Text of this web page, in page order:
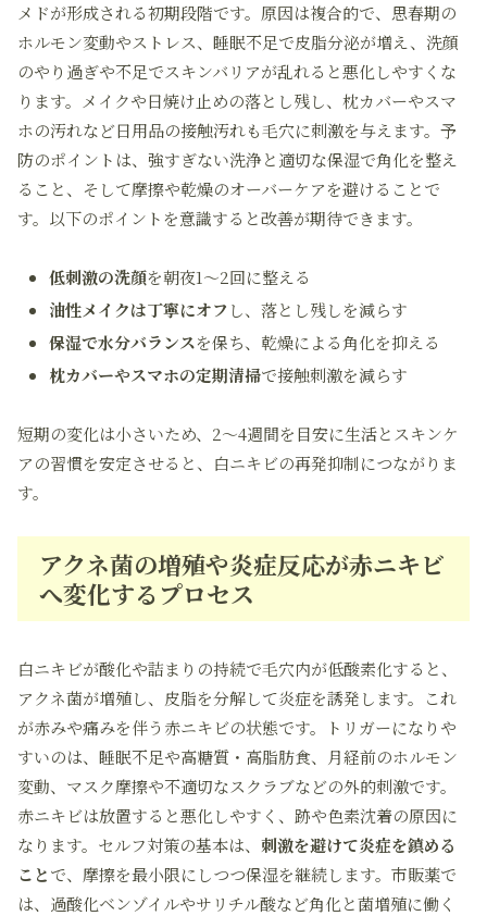
メドが形成される初期段階です。原因は複合的で、思春期の
ホルモン変動やストレス、睡眠不足で皮脂分泌が増え、洗顔
のやり過ぎや不足でスキンバリアが乱れると悪化しやすくな
ります。メイクや日焼け止めの落とし残し、枕カバーやスマ
ホの汚れなど日用品の接触汚れも毛穴に刺激を与えます。予
防のポイントは、強すぎない洗浄と適切な保湿で角化を整え
ること、そして摩擦や乾燥のオーバーケアを避けることで
す。以下のポイントを意識すると改善が期待できます。
低刺激の洗顔を朝夜1～2回に整える
油性メイクは丁寧にオフ し、落とし残しを減らす
保湿で水分バランスを保ち、乾燥による角化を抑える
枕カバーやスマホの定期清掃で接触刺激を減らす
短期の変化は小さいため、2～4週間を目安に生活とスキンケ
アの習慣を安定させると、白ニキビの再発抑制につながりま
す。
アクネ菌の増殖や炎症反応が赤ニキビ
へ変化するプロセス
白ニキビが酸化や詰まりの持続で毛穴内が低酸素化すると、
アクネ菌が増殖し、皮脂を分解して炎症を誘発します。これ
が赤みや痛みを伴う赤ニキビの状態です。トリガーになりや
すいのは、睡眠不足や高糖質・高脂肪食、月経前のホルモン
変動、マスク摩擦や不適切なスクラブなどの外的刺激です。
赤ニキビは放置すると悪化しやすく、跡や色素沈着の原因に
なります。セルフ対策の基本は、 刺激を避けて炎症を鎮める
ことで、摩擦を最小限にしつつ保湿を継続します。市販薬で
は、過酸化ベンゾイルやサリチル酸など角化と菌増殖に働く